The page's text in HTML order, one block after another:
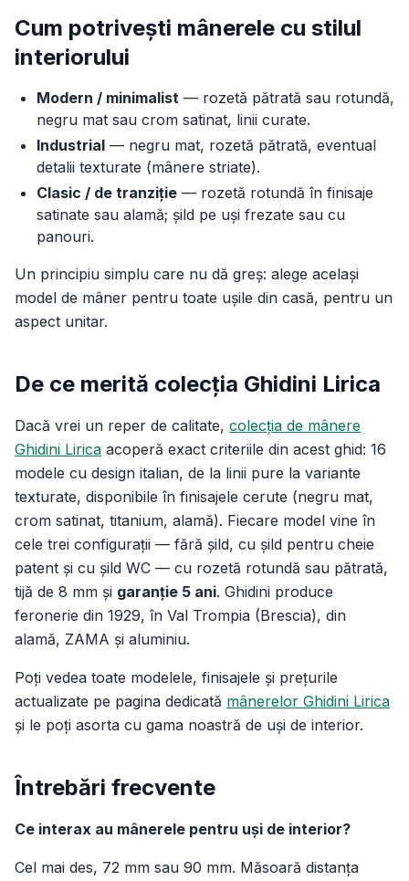
Cum potrivești mânerele cu stilul
interiorului
Modern / minimalist — rozetă pătrată sau rotundă,
negru mat sau crom satinat, linii curate.
Industrial — negru mat, rozetă pătrată, eventual
detalii texturate (mânere striate).
Clasic / de tranziție — rozetă rotundă în finisaje
satinate sau alamă; șild pe uși frezate sau cu
panouri.
Un principiu simplu care nu dă greș: alege același
model de mâner pentru toate ușile din casă, pentru un
aspect unitar.
De ce merită colecția Ghidini Lirica
Dacă vrei un reper de calitate, colecția de mânere
Ghidini Lirica acoperă exact criteriile din acest ghid: 16
modele cu design italian, de la linii pure la variante
texturate, disponibile în finisajele cerute (negru mat,
crom satinat, titanium, alamă). Fiecare model vine în
cele trei configurații — fără șild, cu șild pentru cheie
patent și cu șild WC — cu rozetă rotundă sau pătrată,
tijă de 8 mm și garanție 5 ani. Ghidini produce
feronerie din 1929, în Val Trompia (Brescia), din
alamă, ZAMA și aluminiu.
Poți vedea toate modelele, finisajele și prețurile
actualizate pe pagina dedicată mânerelor Ghidini Lirica
și le poți asorta cu gama noastră de uși de interior.
Întrebări frecvente
Ce interax au mânerele pentru uși de interior?
Cel mai des, 72 mm sau 90 mm. Măsoară distanța